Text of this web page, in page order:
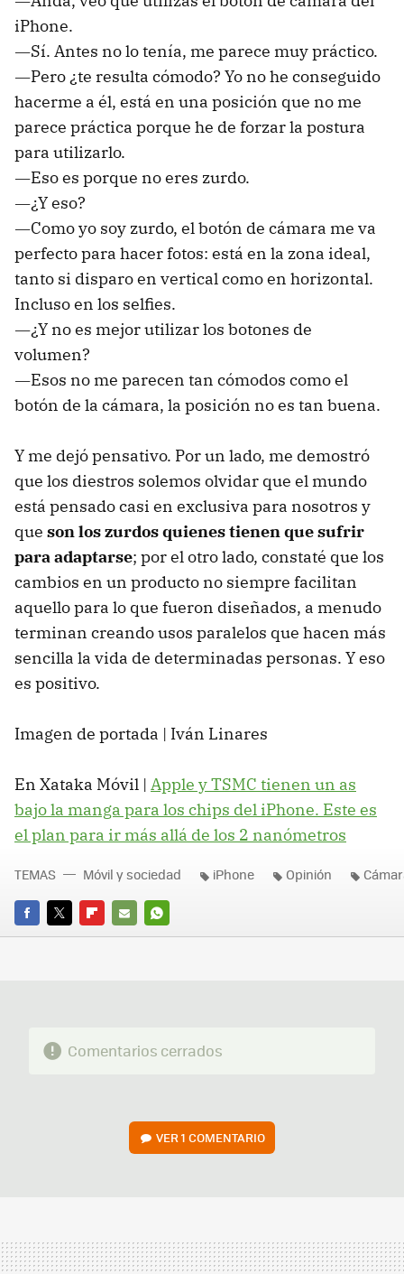
iPhone.
―Sí. Antes no lo tenía, me parece muy práctico.
―Pero ¿te resulta cómodo? Yo no he conseguido
hacerme a él, está en una posición que no me
parece práctica porque he de forzar la postura
para utilizarlo.
―Eso es porque no eres zurdo.
―¿Y eso?
―Como yo soy zurdo, el botón de cámara me va
perfecto para hacer fotos: está en la zona ideal,
tanto si disparo en vertical como en horizontal.
Incluso en los selfies.
―¿Y no es mejor utilizar los botones de
volumen?
―Esos no me parecen tan cómodos como el
botón de la cámara, la posición no es tan buena.
Y me dejó pensativo. Por un lado, me demostró
que los diestros solemos olvidar que el mundo
está pensado casi en exclusiva para nosotros y
que son los zurdos quienes tienen que sufrir
para adaptarse; por el otro lado, constaté que los
cambios en un producto no siempre facilitan
aquello para lo que fueron diseñados, a menudo
terminan creando usos paralelos que hacen más
sencilla la vida de determinadas personas. Y eso
es positivo.
Imagen de portada | Iván Linares
En Xataka Móvil | Apple y TSMC tienen un as
bajo la manga para los chips del iPhone. Este es
el plan para ir más allá de los 2 nanómetros
FACEBOOK
TWITTERFLIPBOARD
E-
WHATSAPP
TEMAS Móvil y sociedad iPhone Opinión
Comentarios cerrados
VER1 COMENTARIO